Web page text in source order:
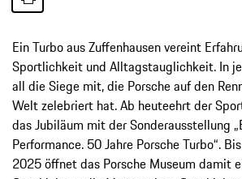
Ein Turbo aus Zuffenhausen vereint
Sportlichkeit und Alltagstauglichkeit. In
all die Siege mit, die Porsche auf den
Welt zelebriert hat. Ab heuteehrt der
das Jubiläum mit der Sonderausstellung
Performance. 50 Jahre Porsche Turbo“.
2025 öffnet das Porsche Museum damit